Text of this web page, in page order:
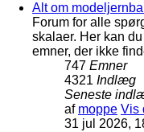
Alt om
Forum for alle
skalaer. Her kan
emner, der ikke
747 Emner
4321 Indlæg
Seneste
af moppe Vis
31 jul 2026,